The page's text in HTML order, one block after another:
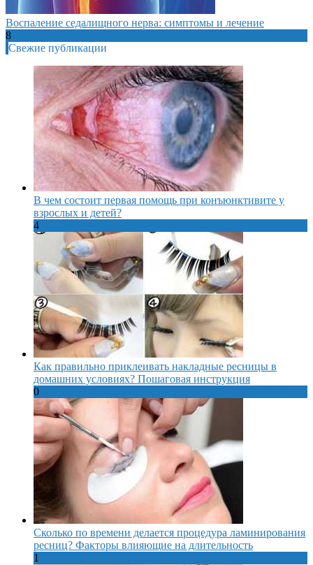
Воспаление седалищного нерва: симптомы и лечение
8
Свежие публикации
В чем состоит первая помощь при конъюнктивите у
взрослых и детей?
4
Как правильно приклеивать накладные ресницы в
домашних условиях? Пошаговая инструкция
0
Сколько по времени делается процедура ламинирования
ресниц? Факторы влияющие на длительность
1